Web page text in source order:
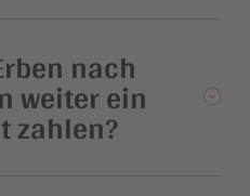
nach
weiter ein
zahlen?